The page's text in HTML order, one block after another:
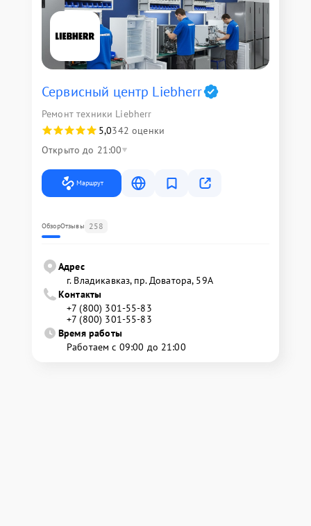
Сервисный центр Liebherr
Ремонт техники Liebherr
5,0342 оценки
Открыто до 21:00
Маршрут
ОбзорОтзывы 258
Адрес
г. Владикавказ, пр. Доватора, 59А
Контакты
+7 (800) 301-55-83
+7 (800) 301-55-83
Время работы
Работаем с 09:00 до 21:00